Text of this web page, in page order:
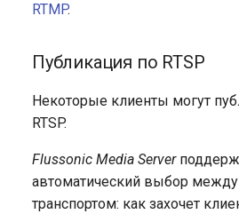
RTMP.
Публикация по RTSP
Некоторые клиенты могут
RTSP.
Flussonic Media Server
автоматический выбор между
транспортом: как захочет